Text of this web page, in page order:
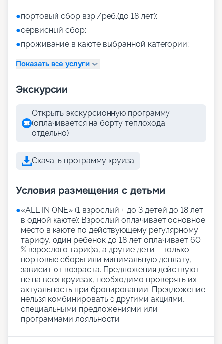
●портовый сбор взр./реб.(до 18 лет);
●сервисный сбор;
●проживание в каюте выбранной категории;
Показать все услуги
Экскурсии
Открыть экскурсионную программу
(оплачивается на борту теплохода
отдельно)
Скачать программу круиза
Условия размещения с детьми
●«АLL IN ONE» (1 взрослый + до 3 детей до 18 лет
в одной каюте): Взрослый оплачивает основное
место в каюте по действующему регулярному
тарифу, один ребенок до 18 лет оплачивает 60
% взрослого тарифа, а другие дети – только
портовые сборы или минимальную доплату,
зависит от возраста. Предложения действуют
не на всех круизах, необходимо проверять их
актуальность при бронировании. Предложение
нельзя комбинировать с другими акциями,
специальными предложениями или
программами лояльности